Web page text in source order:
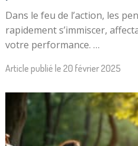
Dans le feu de l’action, les
rapidement s’immiscer,
votre performance. …
Article publié le 20 février 2025